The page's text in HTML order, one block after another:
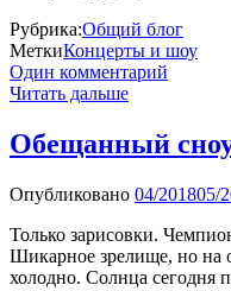
Рубрика:Общий блог
МеткиКонцерты и шоу
Один комментарий
Читать дальше
Обещанный
Опубликовано 04/201805/
Только зарисовки.
Шикарное зрелище, но на
холодно. Солнца сегодня